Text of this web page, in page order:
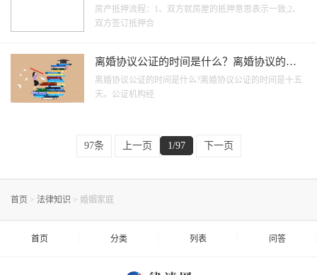
七条规定内容是什么？ 环球观天下
房产抵押流程：1、双方就房屋的抵押意思表示一致;2、
双方签订抵押合
离婚协议公证的时间是什么？离婚协议的诉
讼时效是多久？|当前报道
离婚协议公证的时间是什么?离婚协议公证的时间是十五
天。公证机构经
97条 上一页 1/97 下一页
首页 > 法律知识 > 婚姻家庭
首页 分类 列表 问答